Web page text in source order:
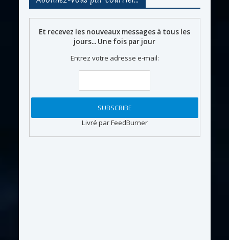
Et recevez les nouveaux messages à tous les
jours... Une fois par jour
Entrez votre adresse e-mail:
Livré par FeedBurner